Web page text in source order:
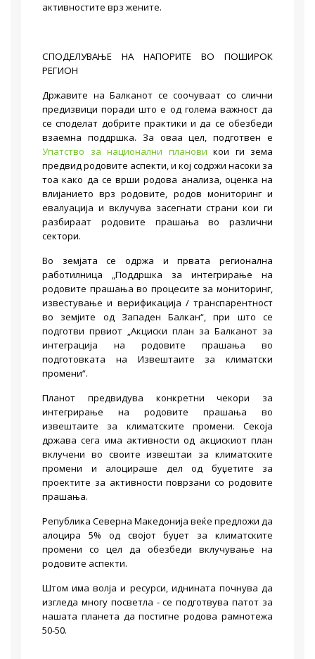
активностите врз жените.
СПОДЕЛУВАЊЕ НА НАПОРИТЕ ВО ПОШИРОК
РЕГИОН
Државите на Балканот се соочуваат со слични
предизвици поради што е од голема важност да
се споделат добрите практики и да се обезбеди
взаемна поддршка. За оваа цел, подготвен е
Упатство за национални планови кои ги зема
предвид родовите аспекти, и кој содржи насоки за
тоа како да се врши родова анализа, оценка на
влијанието врз родовите, родов мониторинг и
евалуација и вклучува засегнати страни кои ги
разбираат родовите прашања во различни
сектори.
Во земјата се одржа и првата регионална
работилница „Поддршка за интегрирање на
родовите прашања во процесите за мониторинг,
известување и верификација / транспарентност
во земјите од Западен Балкан“, при што се
подготви првиот „Акциски план за Балканот за
интеграција на родовите прашања во
подготовката на Извештаите за климатски
промени“.
Планот предвидува конкретни чекори за
интегрирање на родовите прашања во
извештаите за климатските промени. Секоја
држава сега има активности од акцискиот план
вклучени во своите извештаи за климатските
промени и алоцираше дел од буџетите за
проектите за активности поврзани со родовите
прашања.
Република Северна Македонија веќе предложи да
алоцира 5% од својот буџет за климатските
промени со цел да обезбеди вклучување на
родовите аспекти.
Штом има волја и ресурси, иднината почнува да
изгледа многу посветла - се подготвува патот за
нашата планета да постигне родова рамнотежа
50-50.